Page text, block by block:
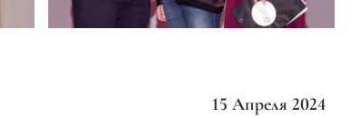
15 Апреля 2024